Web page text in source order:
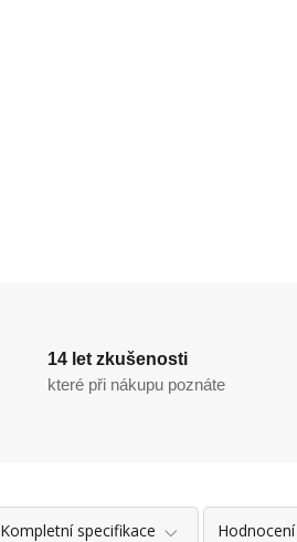
14 let zkušenosti
které při nákupu poznáte
Kompletní specifikace Hodnocení